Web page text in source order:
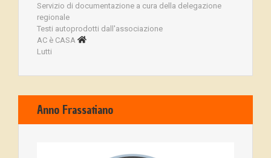
Servizio di documentazione a cura della delegazione
regionale
Testi autoprodotti dall'associazione
AC è CASA
Lutti
Anno Frassatiano